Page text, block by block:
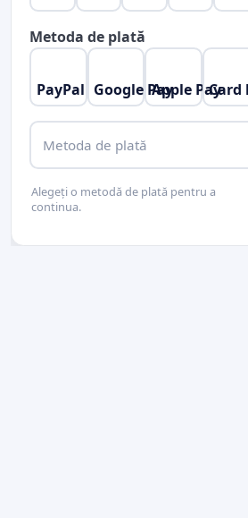
Metoda de plată
PayPal Google PayApple PayCard
Metoda de plată
Alegeți o metodă de plată pentru a
continua.